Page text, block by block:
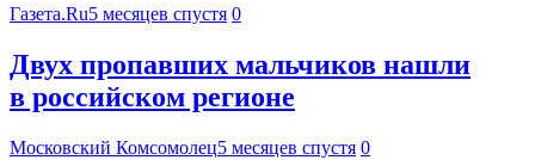
Газета.Ru5 месяцев спустя 0
Двух пропавших мальчиков нашли
в российском регионе
Московский Комсомолец5 месяцев спустя 0